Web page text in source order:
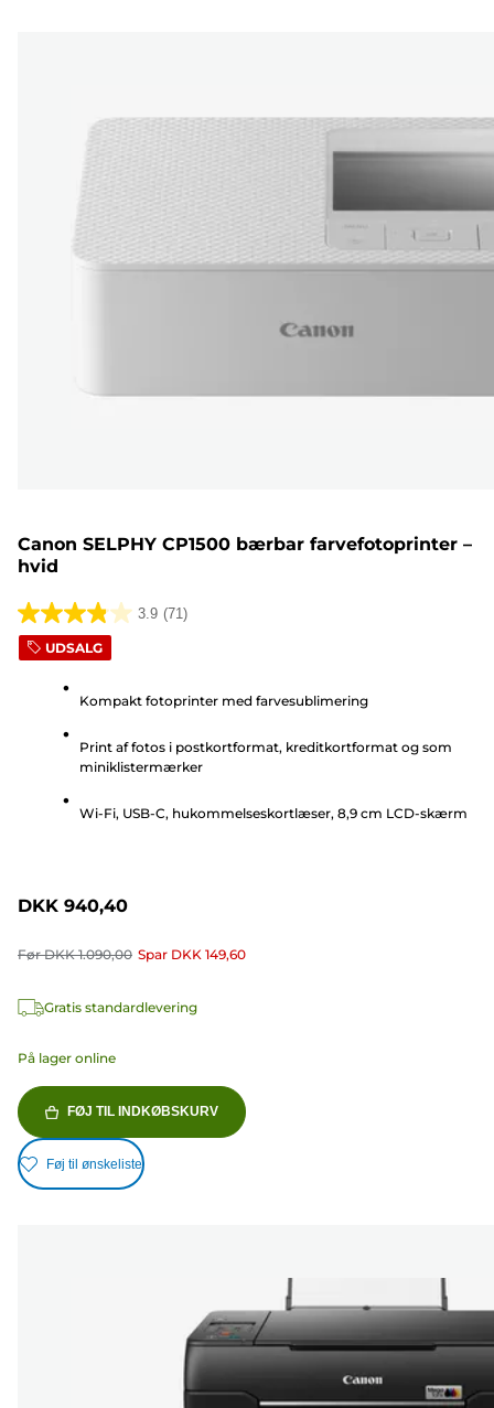
Canon SELPHY CP1500 bærbar farvefotoprinter –
hvid
3.9 (71)
3.9
ud
stjerner.
UDSALG
Kompakt fotoprinter med farvesublimering
Print af fotos i postkortformat, kreditkortformat og som
miniklistermærker
Wi-Fi, USB-C, hukommelseskortlæser, 8,9 cm LCD-skærm
DKK 940,40
FørDKK 1.090,00 Spar DKK 149,60
Gratis standardlevering
På lager online
FØJ TIL INDKØBSKURV
Føj til ønskeliste